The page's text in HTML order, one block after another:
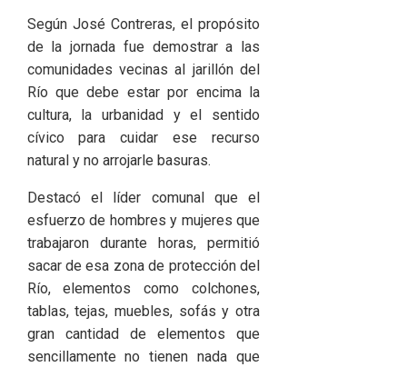
Según José Contreras, el propósito
de la jornada fue demostrar a las
comunidades vecinas al jarillón del
Río que debe estar por encima la
cultura, la urbanidad y el sentido
cívico para cuidar ese recurso
natural y no arrojarle basuras.
Destacó el líder comunal que el
esfuerzo de hombres y mujeres que
trabajaron durante horas, permitió
sacar de esa zona de protección del
Río, elementos como colchones,
tablas, tejas, muebles, sofás y otra
gran cantidad de elementos que
sencillamente no tienen nada que